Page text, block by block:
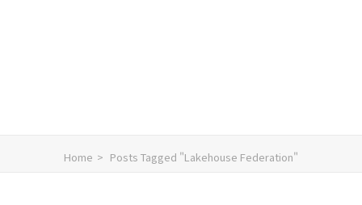
Home Posts Tagged "Lakehouse Federation"